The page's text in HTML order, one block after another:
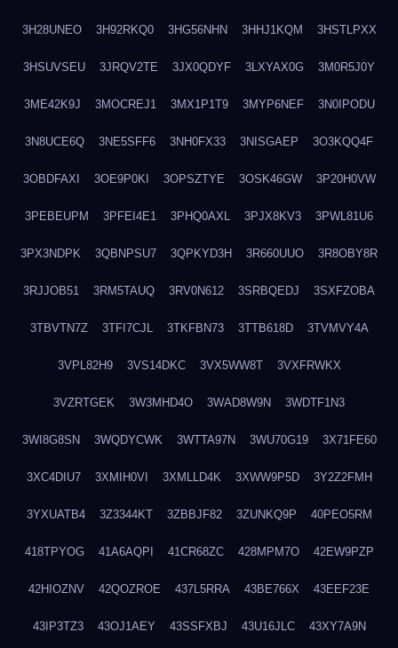
3H28UNEO 3H92RKQ0 3HG56NHN 3HHJ1KQM 3HSTLPXX
3HSUVSEU 3JRQV2TE 3JX0QDYF 3LXYAX0G 3M0R5J0Y
3ME42K9J 3MOCREJ1 3MX1P1T9 3MYP6NEF 3N0IPODU
3N8UCE6Q 3NE5SFF6 3NH0FX33 3NISGAEP 3O3KQQ4F
3OBDFAXI 3OE9P0KI 3OPSZTYE 3OSK46GW 3P20H0VW
3PEBEUPM 3PFEI4E1 3PHQ0AXL 3PJX8KV3 3PWL81U6
3PX3NDPK 3QBNPSU7 3QPKYD3H 3R660UUO 3R8OBY8R
3RJJOB51 3RM5TAUQ 3RV0N612 3SRBQEDJ 3SXFZOBA
3TBVTN7Z 3TFI7CJL 3TKFBN73 3TTB618D 3TVMVY4A
3VPL82H9 3VS14DKC 3VX5WW8T 3VXFRWKX
3VZRTGEK 3W3MHD4O 3WAD8W9N 3WDTF1N3
3WI8G8SN 3WQDYCWK 3WTTA97N 3WU70G19 3X71FE60
3XC4DIU7 3XMIH0VI 3XMLLD4K 3XWW9P5D 3Y2Z2FMH
3YXUATB4 3Z3344KT 3ZBBJF82 3ZUNKQ9P 40PEO5RM
418TPYOG 41A6AQPI 41CR68ZC 428MPM7O 42EW9PZP
42HIOZNV 42QOZROE 437L5RRA 43BE766X 43EEF23E
43IP3TZ3 43OJ1AEY 43SSFXBJ 43U16JLC 43XY7A9N